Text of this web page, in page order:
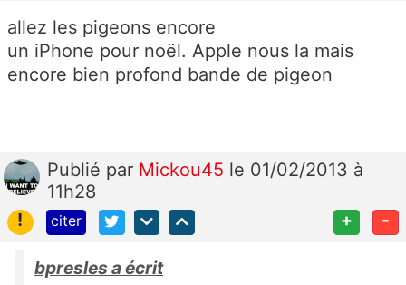
allez les pigeons encore
un iPhone pour noël. Apple nous la mais
encore bien profond bande de pigeon
Publié par Mickou45 le 01/02/2013 à
11h28
!
citer + -
bpresles a écrit